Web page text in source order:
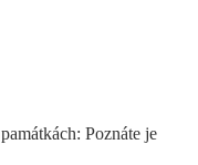
Poznáte je